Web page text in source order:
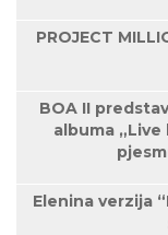
PROJECT
BOA II
albuma
Elenina verzija